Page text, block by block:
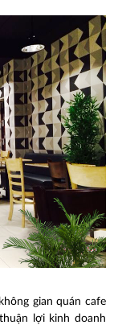
gian quán cafe
lợi kinh doanh